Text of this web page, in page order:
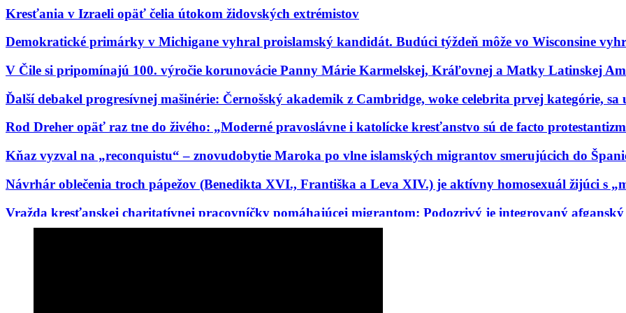
Kresťania v Izraeli opäť čelia útokom židovských extrémistov
Demokratické primárky v Michigane vyhral proislamský kandidát. Budúci týždeň môže vo Wisconsine
V Čile si pripomínajú 100. výročie korunovácie Panny Márie Karmelskej, Kráľovnej a Matky Latinskej
Ďalší debakel progresívnej mašinérie: Černošský akademik z Cambridge, woke celebrita prvej kategórie,
Rod Dreher opäť raz tne do živého: „Moderné pravoslávne i katolícke kresťanstvo sú de facto
Kňaz vyzval na „reconquistu“ – znovudobytie Maroka po vlne islamských migrantov smerujúcich do
Návrhár oblečenia troch pápežov (Benedikta XVI., Františka a Leva XIV.) je aktívny homosexuál žijúci s
Vražda kresťanskej charitatívnej pracovníčky pomáhajúcej migrantom: Podozrivý je integrovaný